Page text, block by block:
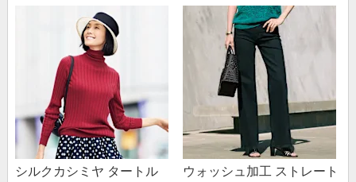
シルクカシミヤ タートル ウォッシュ加工 ストレート